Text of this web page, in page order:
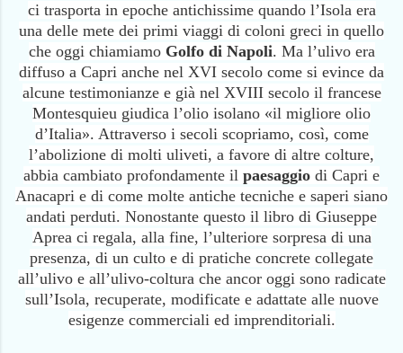
ci trasporta in epoche antichissime quando l’Isola era
una delle mete dei primi viaggi di coloni greci in quello
che oggi chiamiamo Golfo di Napoli. Ma l’ulivo era
diffuso a Capri anche nel XVI secolo come si evince da
alcune testimonianze e già nel XVIII secolo il francese
Montesquieu giudica l’olio isolano «il migliore olio
d’Italia». Attraverso i secoli scopriamo, così, come
l’abolizione di molti uliveti, a favore di altre colture,
abbia cambiato profondamente il paesaggio di Capri e
Anacapri e di come molte antiche tecniche e saperi siano
andati perduti. Nonostante questo il libro di Giuseppe
Aprea ci regala, alla fine, l’ulteriore sorpresa di una
presenza, di un culto e di pratiche concrete collegate
all’ulivo e all’ulivo-coltura che ancor oggi sono radicate
sull’Isola, recuperate, modificate e adattate alle nuove
esigenze commerciali ed imprenditoriali.